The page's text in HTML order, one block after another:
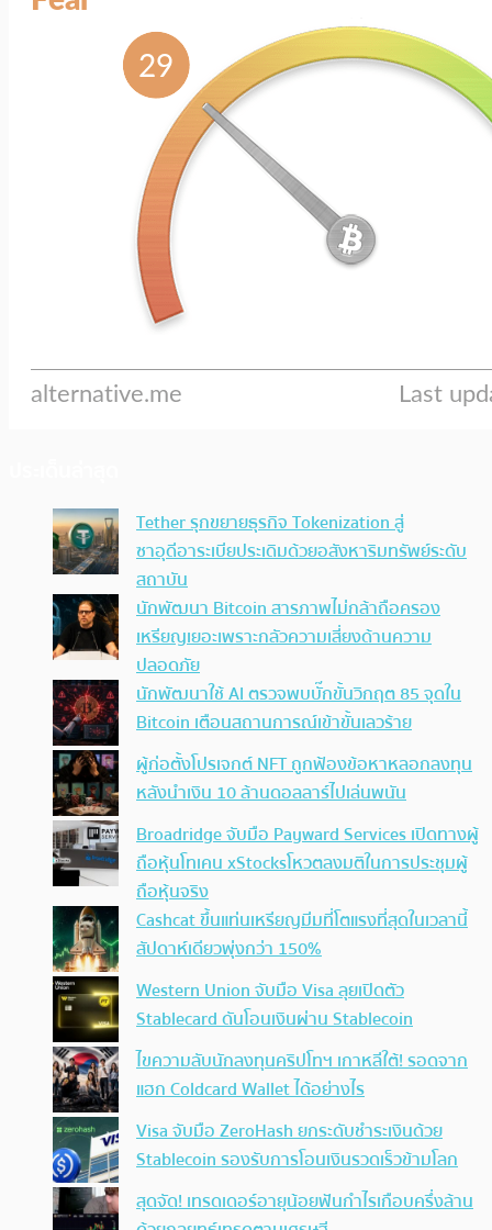
Tether รุกขยายธุรกิจ Tokenization สู่
ซาอุดีอาระเบียประเดิมด้วยอสังหาริมทรัพย์ระดับ
สถาบัน
นักพัฒนา Bitcoin สารภาพไม่กล้าถือครอง
เหรียญเยอะเพราะกลัวความเสี่ยงด้านความ
ปลอดภัย
นักพัฒนาใช้ AI ตรวจพบบั๊กขั้นวิกฤต 85 จุดใน
Bitcoin เตือนสถานการณ์เข้าขั้นเลวร้าย
ผู้ก่อตั้งโปรเจกต์ NFT ถูกฟ้องข้อหาหลอกลงทุน
หลังนำเงิน 10 ล้านดอลลาร์ไปเล่นพนัน
Broadridge จับมือ Payward Services เปิดทางผู้
ถือหุ้นโทเคน xStocksโหวตลงมติในการประชุมผู้
ถือหุ้นจริง
Cashcat ขึ้นแท่นเหรียญมีมที่โตแรงที่สุดในเวลานี้
สัปดาห์เดียวพุ่งกว่า 150%
Western Union จับมือ Visa ลุยเปิดตัว
Stablecard ดันโอนเงินผ่าน Stablecoin
ไขความลับนักลงทุนคริปโทฯ เกาหลีใต้! รอดจาก
แฮก Coldcard Wallet ได้อย่างไร
Visa จับมือ ZeroHash ยกระดับชำระเงินด้วย
Stablecoin รองรับการโอนเงินรวดเร็วข้ามโลก
สุดจัด! เทรดเดอร์อายุน้อยฟันกำไรเกือบครึ่งล้าน